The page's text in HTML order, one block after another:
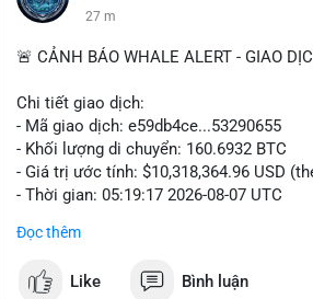
27 m
🚨 CẢNH BÁO WHALE ALERT - GIAO
Chi tiết giao dịch:
- Mã giao dịch: e59db4ce...53290655
- Khối lượng di chuyển: 160.6932 BTC
- Giá trị ước tính: $10,318,364.96 USD
- Thời gian: 05:19:17 2026-08-07 UTC
Nhận định phân tích hành vi của Cá voi
nằm trong nhóm giao dịch lớn nhưng
Đọc thêm
Like Bình luận